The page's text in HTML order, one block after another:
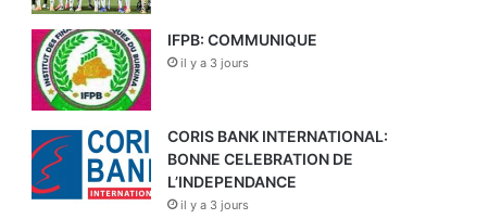
IFPB: COMMUNIQUE
il y a 3 jours
CORIS BANK INTERNATIONAL:
BONNE CELEBRATION DE
L’INDEPENDANCE
il y a 3 jours